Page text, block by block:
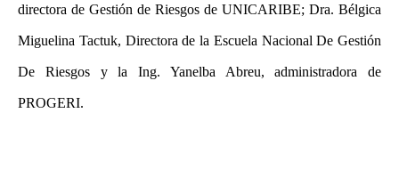
directora de Gestión de Riesgos de UNICARIBE; Dra. Bélgica
Miguelina Tactuk, Directora de la Escuela Nacional De Gestión
De Riesgos y la Ing. Yanelba Abreu, administradora de
PROGERI.